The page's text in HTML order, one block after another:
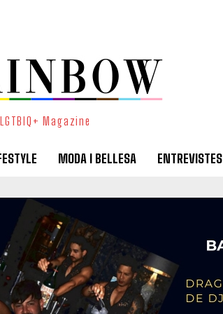
LGTBIQ+ Magazine
MODA I BELLESA ENTREVISTES